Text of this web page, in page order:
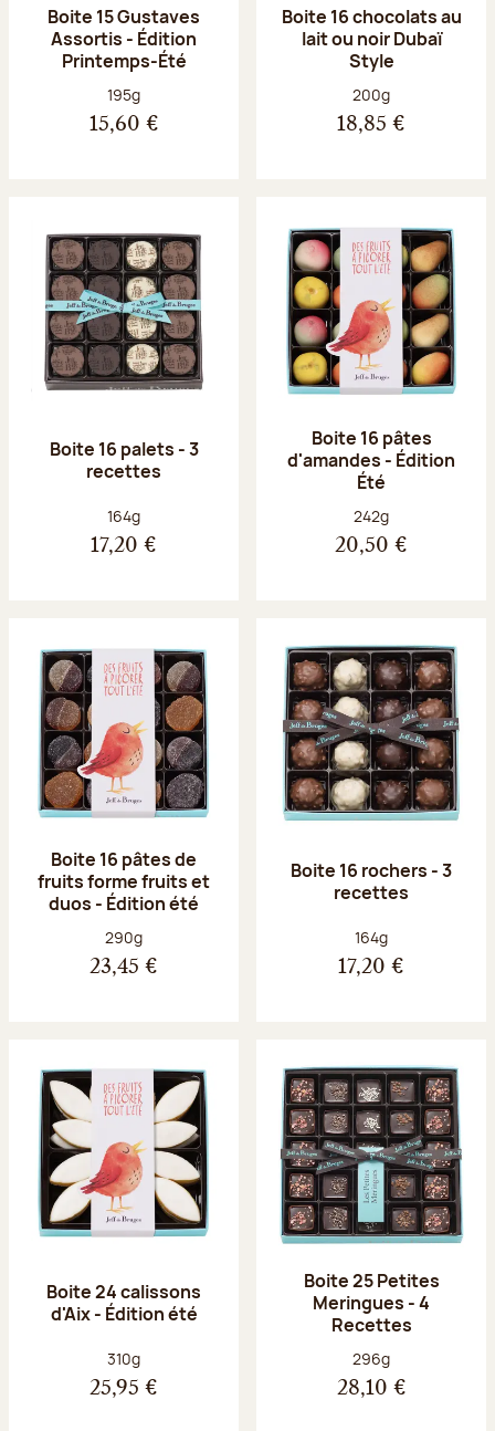
Boite 15 Gustaves
Assortis - Édition
Printemps-Été
Poids net :
195g
15,60 €
Boite 16 chocolats au
lait ou noir Dubaï
Style
Poids net :
200g
18,85 €
Boite 16 palets - 3
recettes
Poids net :
164g
17,20 €
Boite 16 pâtes
d'amandes - Édition
Été
Poids net :
242g
20,50 €
Boite 16 pâtes de
fruits forme fruits et
duos - Édition été
Poids net :
290g
23,45 €
Boite 16 rochers - 3
recettes
Poids net :
164g
17,20 €
Boite 24 calissons
d'Aix - Édition été
Poids net :
310g
25,95 €
Boite 25 Petites
Meringues - 4
Recettes
Poids net :
296g
28,10 €